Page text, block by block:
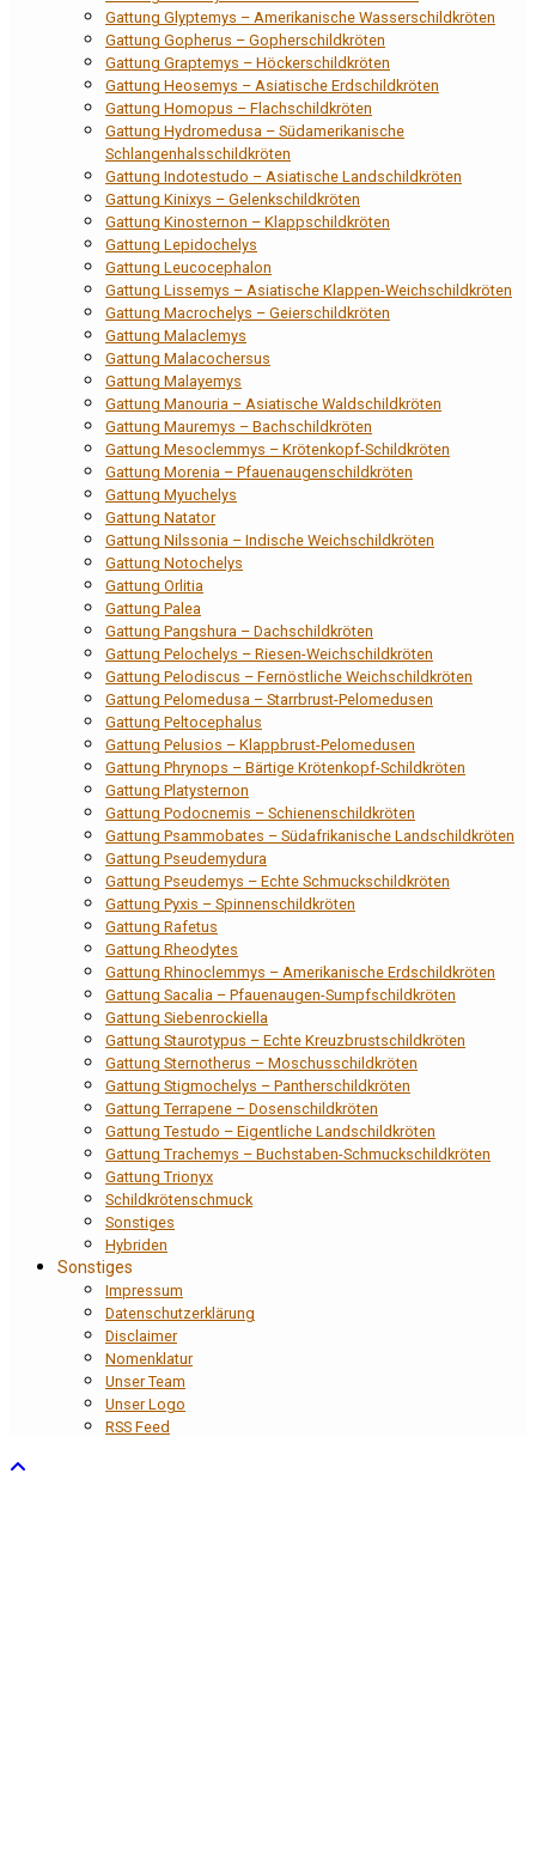
Gattung Glyptemys – Amerikanische Wasserschildkröten
Gattung Gopherus – Gopherschildkröten
Gattung Graptemys – Höckerschildkröten
Gattung Heosemys – Asiatische Erdschildkröten
Gattung Homopus – Flachschildkröten
Gattung Hydromedusa – Südamerikanische
Schlangenhalsschildkröten
Gattung Indotestudo – Asiatische Landschildkröten
Gattung Kinixys – Gelenkschildkröten
Gattung Kinosternon – Klappschildkröten
Gattung Lepidochelys
Gattung Leucocephalon
Gattung Lissemys – Asiatische Klappen-Weichschildkröten
Gattung Macrochelys – Geierschildkröten
Gattung Malaclemys
Gattung Malacochersus
Gattung Malayemys
Gattung Manouria – Asiatische Waldschildkröten
Gattung Mauremys – Bachschildkröten
Gattung Mesoclemmys – Krötenkopf-Schildkröten
Gattung Morenia – Pfauenaugenschildkröten
Gattung Myuchelys
Gattung Natator
Gattung Nilssonia – Indische Weichschildkröten
Gattung Notochelys
Gattung Orlitia
Gattung Palea
Gattung Pangshura – Dachschildkröten
Gattung Pelochelys – Riesen-Weichschildkröten
Gattung Pelodiscus – Fernöstliche Weichschildkröten
Gattung Pelomedusa – Starrbrust-Pelomedusen
Gattung Peltocephalus
Gattung Pelusios – Klappbrust-Pelomedusen
Gattung Phrynops – Bärtige Krötenkopf-Schildkröten
Gattung Platysternon
Gattung Podocnemis – Schienenschildkröten
Gattung Psammobates – Südafrikanische Landschildkröten
Gattung Pseudemydura
Gattung Pseudemys – Echte Schmuckschildkröten
Gattung Pyxis – Spinnenschildkröten
Gattung Rafetus
Gattung Rheodytes
Gattung Rhinoclemmys – Amerikanische Erdschildkröten
Gattung Sacalia – Pfauenaugen-Sumpfschildkröten
Gattung Siebenrockiella
Gattung Staurotypus – Echte Kreuzbrustschildkröten
Gattung Sternotherus – Moschusschildkröten
Gattung Stigmochelys – Pantherschildkröten
Gattung Terrapene – Dosenschildkröten
Gattung Testudo – Eigentliche Landschildkröten
Gattung Trachemys – Buchstaben-Schmuckschildkröten
Gattung Trionyx
Schildkrötenschmuck
Sonstiges
Hybriden
Sonstiges
Impressum
Datenschutzerklärung
Disclaimer
Nomenklatur
Unser Team
Unser Logo
RSS Feed